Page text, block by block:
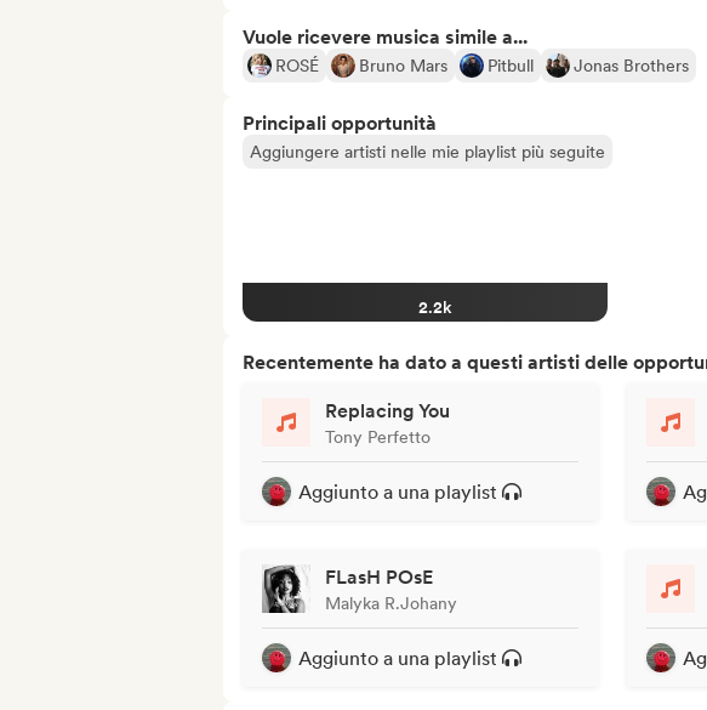
Vuole ricevere musica simile a...
ROSÉ Bruno Mars Pitbull Jonas Brothers
Principali opportunità
Aggiungere artisti nelle mie playlist più seguite
2.2k
Recentemente ha dato a questi artisti delle
Replacing You
Tony Perfetto
Aggiunto a una playlist
FLasH POsE
Malyka R.Johany
Aggiunto a una playlist